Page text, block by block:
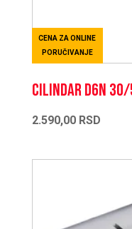
CENA ZA ONLINE
PORUČIVANJE
CILINDAR D6N
2.590,00 RSD